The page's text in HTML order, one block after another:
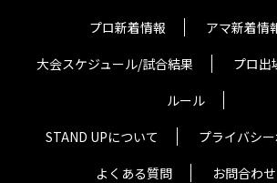
プロ新着情報
アマ新着情
大会スケジュール/試合結果
プロ出
ルール
STAND UPについて
プライバシ
よくある質問
お問合わせ